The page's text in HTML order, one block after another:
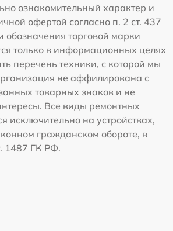
ознакомительный характер и
офертой согласно п. 2 ст. 437
торговой марки
только в информационных целях
перечень техники, с которой мы
не аффилирована с
товарных знаков и не
Все виды ремонтных
исключительно на устройствах,
гражданском обороте, в
1487 ГК РФ.